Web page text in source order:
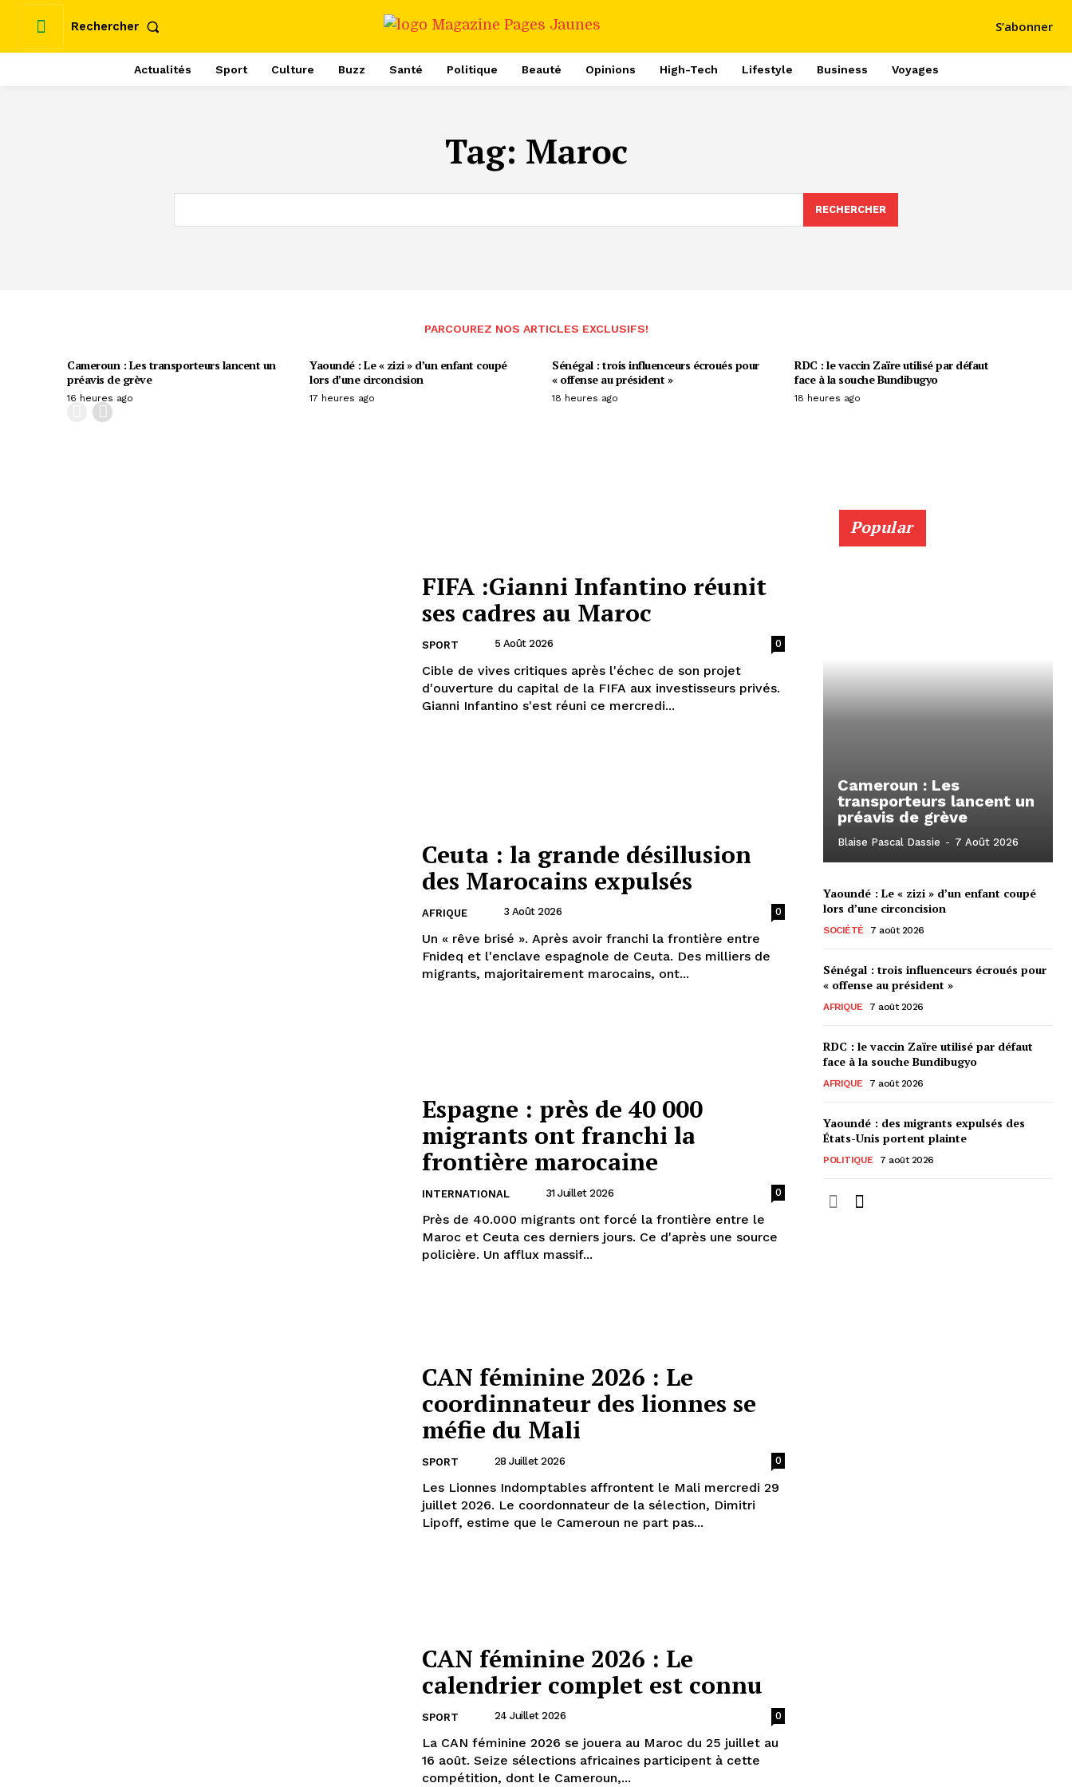
Rechercher S’abonner
Actualités Sport Culture Buzz Santé Politique Beauté Opinions High-Tech Lifestyle Business Voyages
Tag: Maroc
RECHERCHER
PARCOUREZ NOS ARTICLES EXCLUSIFS!
Cameroun : Les transporteurs lancent un
préavis de grève
16 heures ago
Yaoundé : Le « zizi » d’un enfant coupé
lors d’une circoncision
17 heures ago
Sénégal : trois influenceurs écroués pour
« offense au président »
18 heures ago
RDC : le vaccin Zaïre utilisé par défaut
face à la souche Bundibugyo
18 heures ago
FIFA :Gianni Infantino réunit
ses cadres au Maroc
SPORT 5 Août 2026 0
Cible de vives critiques après l'échec de son projet
d'ouverture du capital de la FIFA aux investisseurs privés.
Gianni Infantino s'est réuni ce mercredi...
Ceuta : la grande désillusion
des Marocains expulsés
AFRIQUE 3 Août 2026 0
Un « rêve brisé ». Après avoir franchi la frontière entre
Fnideq et l'enclave espagnole de Ceuta. Des milliers de
migrants, majoritairement marocains, ont...
Espagne : près de 40 000
migrants ont franchi la
frontière marocaine
INTERNATIONAL 31 Juillet 2026 0
Près de 40.000 migrants ont forcé la frontière entre le
Maroc et Ceuta ces derniers jours. Ce d'après une source
policière. Un afflux massif...
CAN féminine 2026 : Le
coordinnateur des lionnes se
méfie du Mali
SPORT 28 Juillet 2026 0
Les Lionnes Indomptables affrontent le Mali mercredi 29
juillet 2026. Le coordonnateur de la sélection, Dimitri
Lipoff, estime que le Cameroun ne part pas...
CAN féminine 2026 : Le
calendrier complet est connu
SPORT 24 Juillet 2026 0
La CAN féminine 2026 se jouera au Maroc du 25 juillet au
16 août. Seize sélections africaines participent à cette
compétition, dont le Cameroun,...
Popular
Cameroun : Les
transporteurs lancent un
préavis de grève
Blaise Pascal Dassie - 7 Août 2026
Yaoundé : Le « zizi » d’un enfant coupé
lors d’une circoncision
SOCIÉTÉ 7 août 2026
Sénégal : trois influenceurs écroués pour
« offense au président »
AFRIQUE 7 août 2026
RDC : le vaccin Zaïre utilisé par défaut
face à la souche Bundibugyo
AFRIQUE 7 août 2026
Yaoundé : des migrants expulsés des
États-Unis portent plainte
POLITIQUE 7 août 2026